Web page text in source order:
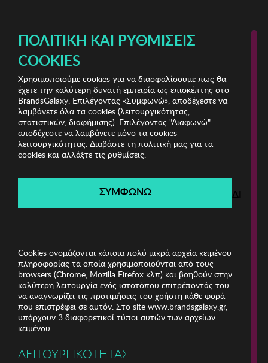
Lace
Lace
Λήγει σε: 00ημέρες | 00ώρες 00λεπτά 00δευτ.
Filters
ΠΟΛΙΤΙΚΉ ΚΑΙ ΡΥΘΜΊΣΕΙΣ
COOKIES
Χρησιμοποιούμε cookies για να διασφαλίσουμε πως θα
έχετε την καλύτερη δυνατή εμπειρία ως επισκέπτης στο
BrandsGalaxy. Επιλέγοντας «Συμφωνώ», αποδέχεστε να
λαμβάνετε όλα τα cookies (λειτουργικότητας,
στατιστικών, διαφήμισης). Επιλέγοντας "Διαφωνώ"
αποδέχεστε να λαμβάνετε μόνο τα cookies
λειτουργικότητας. Διαβάστε τη πολιτική μας για τα
cookies και αλλάξτε τις ρυθμίσεις.
ΣΥΜΦΩΝΩ
Cookies ονομάζονται κάποια πολύ μικρά αρχεία κειμένου
πληροφορίας τα οποία χρησιμοποιούνται από τους
browsers (Chrome, Mozilla Firefox κλπ) και βοηθούν στην
καλύτερη λειτουργία ενός ιστοτόπου επιτρέποντάς του
να αναγνωρίζει τις προτιμήσεις του χρήστη κάθε φορά
που επιστρέφει σε αυτόν. Στο site www.brandsgalaxy.gr,
υπάρχουν 3 διαφορετικοί τύποι αυτών των αρχείων
κειμένου:
ΛΕΙΤΟΥΡΓΙΚΟΤΗΤΑΣ